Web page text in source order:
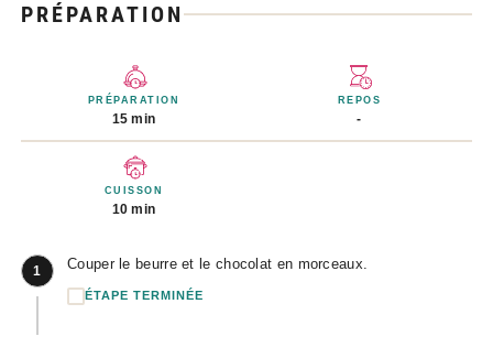
PRÉPARATION
PRÉPARATION
15 min
REPOS
-
CUISSON
10 min
1 Couper le beurre et le chocolat en morceaux.
ÉTAPE TERMINÉE